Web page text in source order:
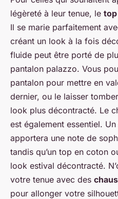
légèreté à leur tenue, le
Il se marie parfaitement
créant un look à la fois
fluide peut être porté de
pantalon palazzo. Vous
pantalon pour mettre en
dernier, ou le laisser
look plus décontracté. Le
est également essentiel.
apportera une note de
tandis qu’un top en coton
look estival décontracté.
votre tenue avec des
pour allonger votre